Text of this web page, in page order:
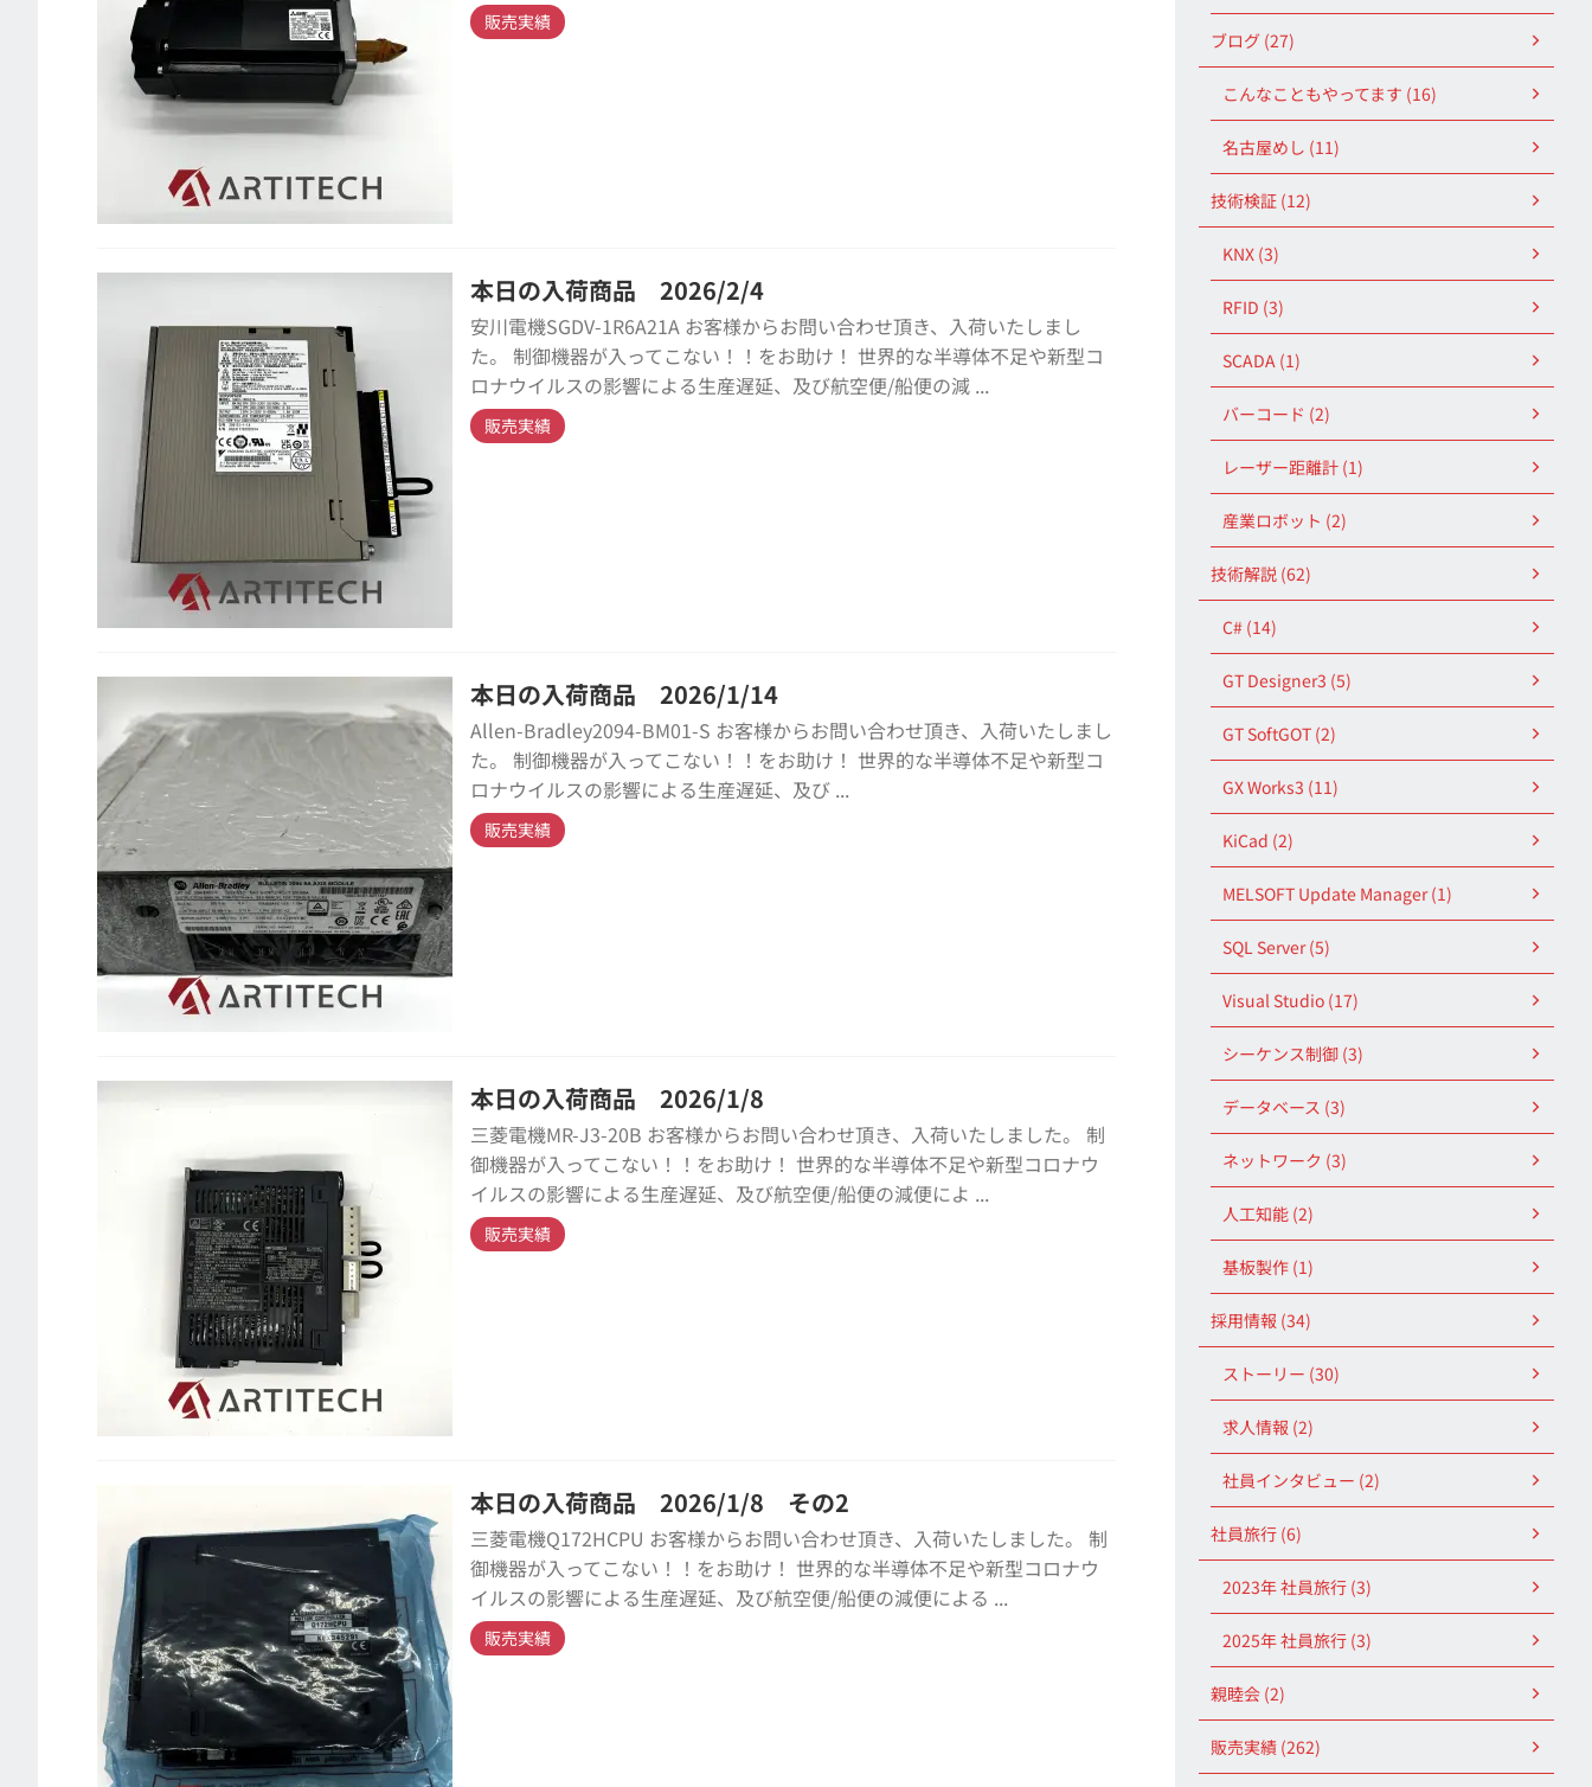
販売実績
本日の入荷商品 2026/2/4
安川電機SGDV-1R6A21A お客様からお問い合わせ頂き、入荷いたしまし
た。 制御機器が入ってこない！！をお助け！ 世界的な半導体不足や新型コ
ロナウイルスの影響による生産遅延、及び航空便/船便の減 ...
販売実績
本日の入荷商品 2026/1/14
Allen-Bradley2094-BM01-S お客様からお問い合わせ頂き、入荷いたしまし
た。 制御機器が入ってこない！！をお助け！ 世界的な半導体不足や新型コ
ロナウイルスの影響による生産遅延、及び ...
販売実績
本日の入荷商品 2026/1/8
三菱電機MR-J3-20B お客様からお問い合わせ頂き、入荷いたしました。 制
御機器が入ってこない！！をお助け！ 世界的な半導体不足や新型コロナウ
イルスの影響による生産遅延、及び航空便/船便の減便によ ...
販売実績
本日の入荷商品 2026/1/8 その2
三菱電機Q172HCPU お客様からお問い合わせ頂き、入荷いたしました。 制
御機器が入ってこない！！をお助け！ 世界的な半導体不足や新型コロナウ
イルスの影響による生産遅延、及び航空便/船便の減便による ...
販売実績
ブログ (27)
こんなこともやってます (16)
名古屋めし (11)
技術検証 (12)
KNX (3)
RFID (3)
SCADA (1)
バーコード (2)
レーザー距離計 (1)
産業ロボット (2)
技術解説 (62)
C# (14)
GT Designer3 (5)
GT SoftGOT (2)
GX Works3 (11)
KiCad (2)
MELSOFT Update Manager (1)
SQL Server (5)
Visual Studio (17)
シーケンス制御 (3)
データベース (3)
ネットワーク (3)
人工知能 (2)
基板製作 (1)
採用情報 (34)
ストーリー (30)
求人情報 (2)
社員インタビュー (2)
社員旅行 (6)
2023年 社員旅行 (3)
2025年 社員旅行 (3)
親睦会 (2)
販売実績 (262)